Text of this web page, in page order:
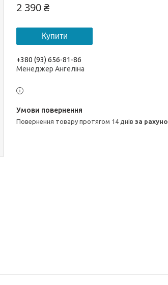
2 390 ₴
Купити
+380 (93) 656-81-86
Менеджер Ангеліна
повернення товару протягом 14 днів за